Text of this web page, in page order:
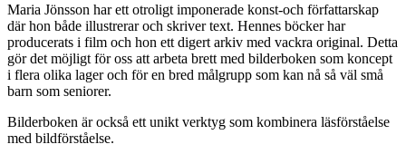
Maria Jönsson har ett otroligt imponerade konst-och författarskap
där hon både illustrerar och skriver text. Hennes böcker har
producerats i film och hon ett digert arkiv med vackra original. Detta
gör det möjligt för oss att arbeta brett med bilderboken som koncept
i flera olika lager och för en bred målgrupp som kan nå så väl små
barn som seniorer.
Bilderboken är också ett unikt verktyg som kombinera läsförståelse
med bildförståelse.